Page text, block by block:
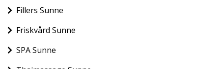
Fillers Sunne
Friskvård Sunne
SPA Sunne